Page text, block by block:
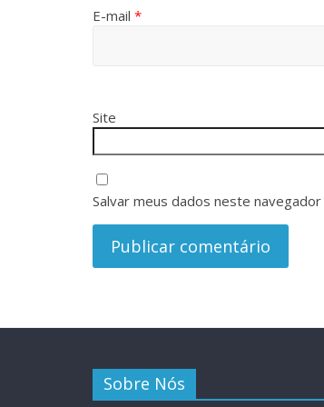
E-mail *
Site
Salvar meus dados neste
Sobre Nós